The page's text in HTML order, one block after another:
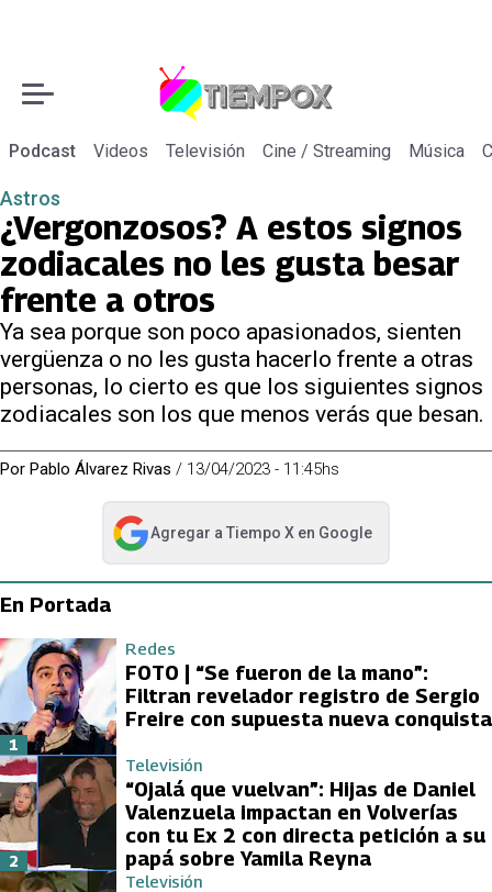
Podcast Videos Televisión Cine / Streaming Música
Astros
¿Vergonzosos? A estos signos
zodiacales no les gusta besar
frente a otros
Ya sea porque son poco apasionados, sienten
vergüenza o no les gusta hacerlo frente a otras
personas, lo cierto es que los siguientes signos
zodiacales son los que menos verás que besan.
Por Pablo Álvarez Rivas / 13/04/2023 - 11:45hs
Agregar a Tiempo Xen Google
abre en nueva pestaña
En Portada
Redes
FOTO | “Se fueron de la mano”:
Filtran revelador registro de Sergio
Freire con supuesta nueva conquista
1
Televisión
“Ojalá que vuelvan”: Hijas de Daniel
Valenzuela impactan en Volverías
con tu Ex 2 con directa petición a su
papá sobre Yamila Reyna
2
Televisión